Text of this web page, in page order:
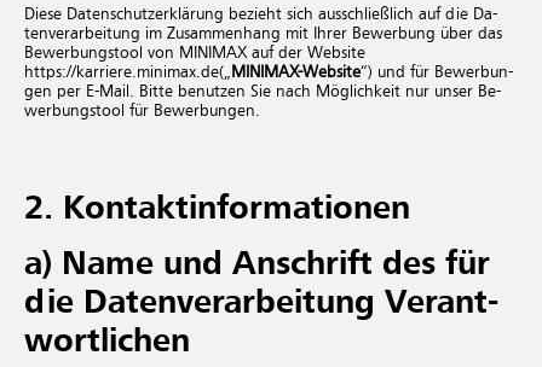
Diese Da­ten­schut­z­er­klä­rung be­zieht sich aus­schlie­ß­lich auf die Da­
ten­ver­ar­bei­tung im Zu­sam­men­hang mit Ihrer Be­wer­bung über das
Be­wer­bungs­tool von MINIMAX auf der Web­site
https://karriere.minimax.de(„ MINIMAX-Web­site“) und für Be­wer­bun­
gen per E-Mail. Bitte be­nut­zen Sie nach Mög­lich­keit nur unser Be­
wer­bungs­tool für Be­wer­bun­gen.
2. Kon­takt­in­for­ma­tio­nen
a) Name und An­schrift des für
die Da­ten­ver­ar­bei­tung Ver­ant­
wort­li­chen